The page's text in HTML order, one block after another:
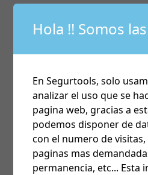
Flex V3
Hola !! Somos
En Segurtools, solo
analizar el uso que se
pagina web, gracias a
podemos disponer de
con el numero de visitas,
paginas mas
permanencia, etc... Esta